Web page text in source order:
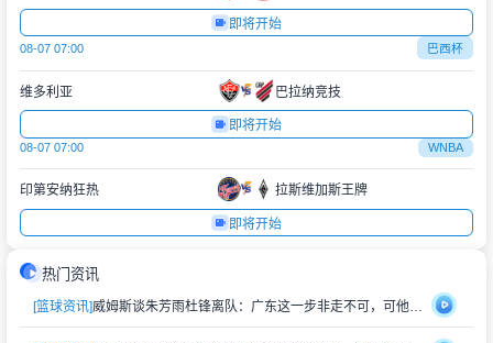
即将开始
08-07 07:00 巴西杯
维多利亚 巴拉纳竞技
即将开始
08-07 07:00 WNBA
印第安纳狂热 拉斯维加斯王牌
即将开始
热门资讯
[篮球资讯] 威姆斯谈朱芳雨杜锋离队：广东这一步非走不可，可他们早晚会回来